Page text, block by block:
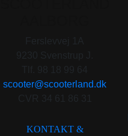
scooter@scooterland.dk
KONTAKT &